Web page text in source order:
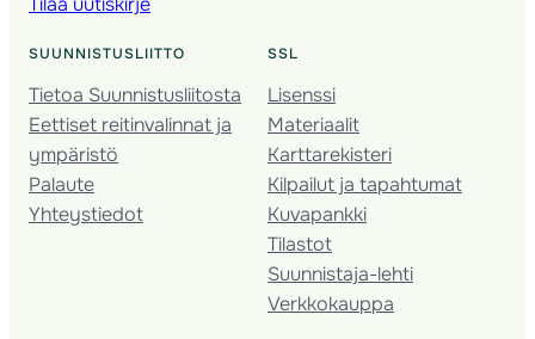
SUUNNISTUSLIITTO
Tietoa Suunnistusliitosta
Eettiset reitinvalinnat ja
ympäristö
Palaute
Yhteystiedot
SSL
Lisenssi
Materiaalit
Karttarekisteri
Kilpailut ja tapahtumat
Kuvapankki
Tilastot
Suunnistaja-lehti
Verkkokauppa